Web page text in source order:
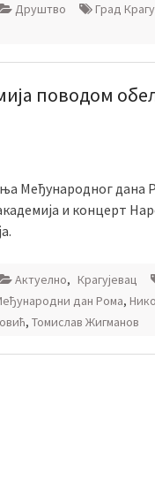
Друштво Град
поводом
Међународног дана
и концерт
Актуелно, Крагујевац
дан Рома,
, Томислав Жигманов